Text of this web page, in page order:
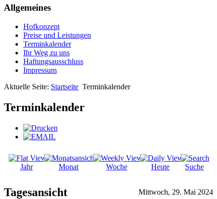
Allgemeines
Hofkonzept
Preise und Leistungen
Terminkalender
Ihr Weg zu uns
Haftungsausschluss
Impressum
Aktuelle Seite: Startseite Terminkalender
Terminkalender
Jahr Monat Woche Heute Suche
Tagesansicht Mittwoch, 29. Mai 2024